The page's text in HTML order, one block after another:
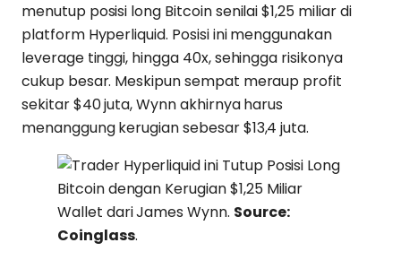
menutup posisi long Bitcoin senilai $1,25 miliar di
platform Hyperliquid. Posisi ini menggunakan
leverage tinggi, hingga 40x, sehingga risikonya
cukup besar. Meskipun sempat meraup profit
sekitar $40 juta, Wynn akhirnya harus
menanggung kerugian sebesar $13,4 juta.
Wallet dari James Wynn. Source:
Coinglass.